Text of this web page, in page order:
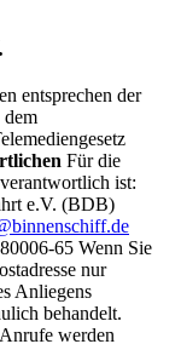
entsprechen der
Für die
ist:
e.V. (BDB)
65 Wenn Sie
nur
Anliegens
behandelt.
werden